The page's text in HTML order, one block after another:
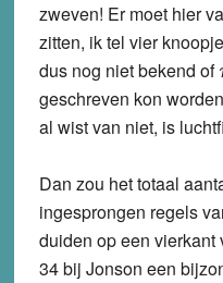
zweven! Er moet hier
zitten, ik tel vier
dus nog niet bekend of
geschreven kon
al wist van niet, is
Dan zou het totaal
ingesprongen regels
duiden op een vierkant
34 bij Jonson een